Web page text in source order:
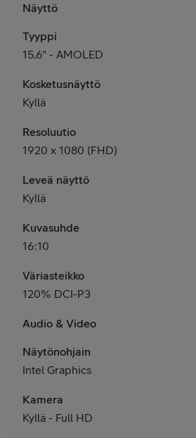
Näyttö
Tyyppi
15,6" - AMOLED
Kosketusnäyttö
Kyllä
Resoluutio
1920 x 1080 (FHD)
Leveä näyttö
Kyllä
Kuvasuhde
16:10
Väriasteikko
120% DCI-P3
Audio & Video
Näytönohjain
Intel Graphics
Kamera
Kyllä - Full HD